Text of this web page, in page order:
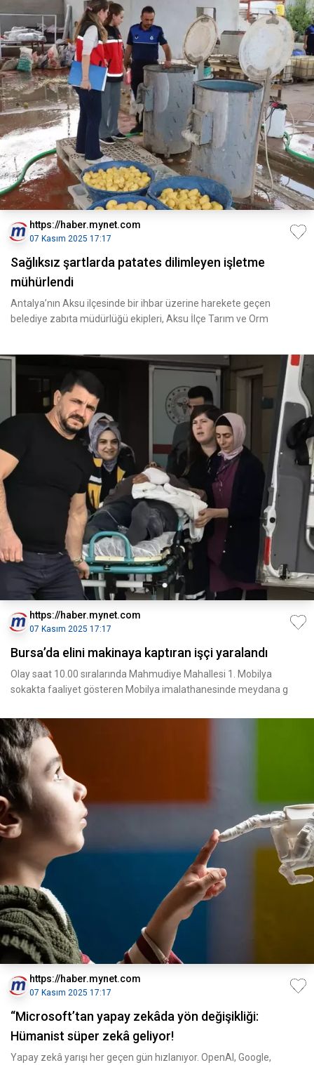
https://haber.mynet.com
07 Kasım 2025 17:17
Sağlıksız şartlarda patates dilimleyen işletme
mühürlendi
Antalya’nın Aksu ilçesinde bir ihbar üzerine harekete geçen
belediye zabıta müdürlüğü ekipleri, Aksu İlçe Tarım ve Orm
https://haber.mynet.com
07 Kasım 2025 17:17
Bursa’da elini makinaya kaptıran işçi yaralandı
Olay saat 10.00 sıralarında Mahmudiye Mahallesi 1. Mobilya
sokakta faaliyet gösteren Mobilya imalathanesinde meydana g
https://haber.mynet.com
07 Kasım 2025 17:17
“Microsoft’tan yapay zekâda yön değişikliği:
Hümanist süper zekâ geliyor!
Yapay zekâ yarışı her geçen gün hızlanıyor. OpenAI, Google,